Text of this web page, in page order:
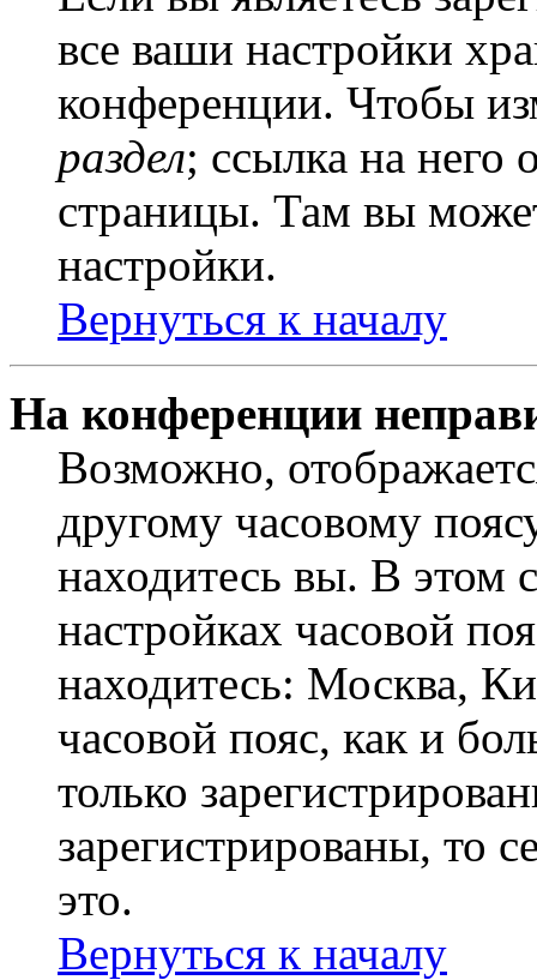
все ваши настройки
конференции. Чтобы
раздел; ссылка на него
страницы. Там вы
настройки.
Вернуться к началу
На конференции
Возможно,
другому часовому
находитесь вы. В этом
настройках часовой
находитесь: Москва,
часовой пояс, как и
только
зарегистрированы, то
это.
Вернуться к началу